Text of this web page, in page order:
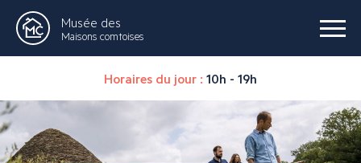
Musée des
Maisons comtoises
Horaires du jour : 10h - 19h